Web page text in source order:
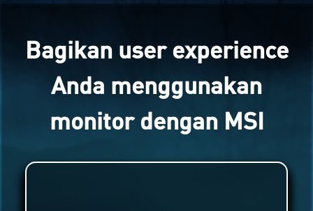
Bagikan user experience
Anda menggunakan
monitor dengan MSI